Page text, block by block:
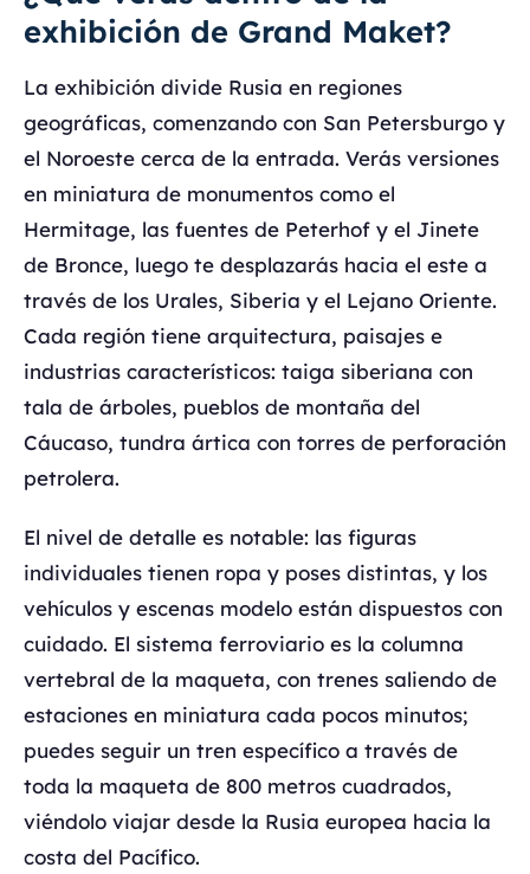
exhibición de Grand Maket?
La exhibición divide Rusia en regiones
geográficas, comenzando con San Petersburgo y
el Noroeste cerca de la entrada. Verás versiones
en miniatura de monumentos como el
Hermitage, las fuentes de Peterhof y el Jinete
de Bronce, luego te desplazarás hacia el este a
través de los Urales, Siberia y el Lejano Oriente.
Cada región tiene arquitectura, paisajes e
industrias característicos: taiga siberiana con
tala de árboles, pueblos de montaña del
Cáucaso, tundra ártica con torres de perforación
petrolera.
El nivel de detalle es notable: las figuras
individuales tienen ropa y poses distintas, y los
vehículos y escenas modelo están dispuestos con
cuidado. El sistema ferroviario es la columna
vertebral de la maqueta, con trenes saliendo de
estaciones en miniatura cada pocos minutos;
puedes seguir un tren específico a través de
toda la maqueta de 800 metros cuadrados,
viéndolo viajar desde la Rusia europea hacia la
costa del Pacífico.